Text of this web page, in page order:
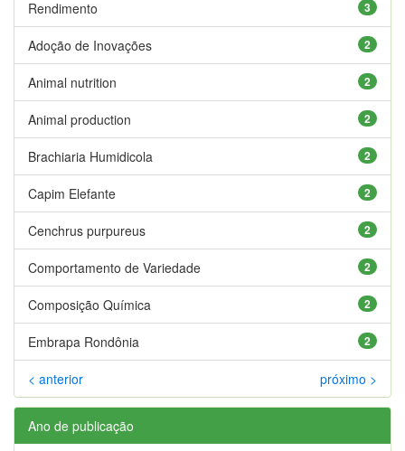
3
Rendimento
2
Adoção de Inovações
2
Animal nutrition
2
Animal production
2
Brachiaria Humidicola
2
Capim Elefante
2
Cenchrus purpureus
2
Comportamento de Variedade
2
Composição Química
2
Embrapa Rondônia
< anterior próximo >
Ano de publicação